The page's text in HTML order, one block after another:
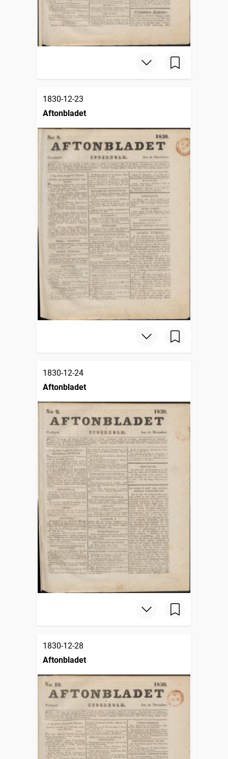
1830-12-23
Aftonbladet
1830-12-24
Aftonbladet
1830-12-28
Aftonbladet